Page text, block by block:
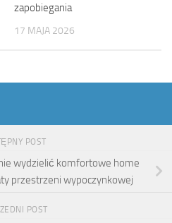
zapobiegania
17 MAJA 2026
POST
wydzielić komfortowe home
przestrzeni wypoczynkowej
POST